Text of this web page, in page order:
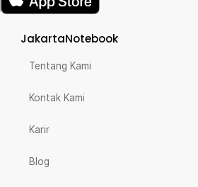
JakartaNotebook
Tentang Kami
Kontak Kami
Karir
Blog